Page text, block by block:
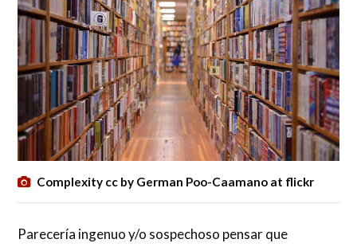
Complexity cc by German Poo-Caamano at flickr
Parecería ingenuo y/o sospechoso pensar que